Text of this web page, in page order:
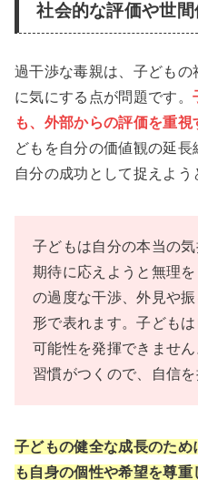
社会的な評価や世
過干渉な毒親は、子ども
に気にする点が問題です。
も、外部からの評価を重視
どもを自分の価値観の延
自分の成功として捉えよう
子どもは自分の本当の
期待に応えようと無理
の過度な干渉、外見や
形で表れます。子ども
可能性を発揮できませ
習慣がつくので、自信
子どもの健全な成長のた
も自身の個性や希望を尊重